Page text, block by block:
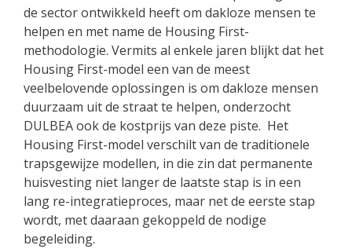
de sector ontwikkeld heeft om dakloze mensen te
helpen en met name de Housing First-
methodologie. Vermits al enkele jaren blijkt dat het
Housing First-model een van de meest
veelbelovende oplossingen is om dakloze mensen
duurzaam uit de straat te helpen, onderzocht
DULBEA ook de kostprijs van deze piste. Het
Housing First-model verschilt van de traditionele
trapsgewijze modellen, in die zin dat permanente
huisvesting niet langer de laatste stap is in een
lang re-integratieproces, maar net de eerste stap
wordt, met daaraan gekoppeld de nodige
begeleiding.